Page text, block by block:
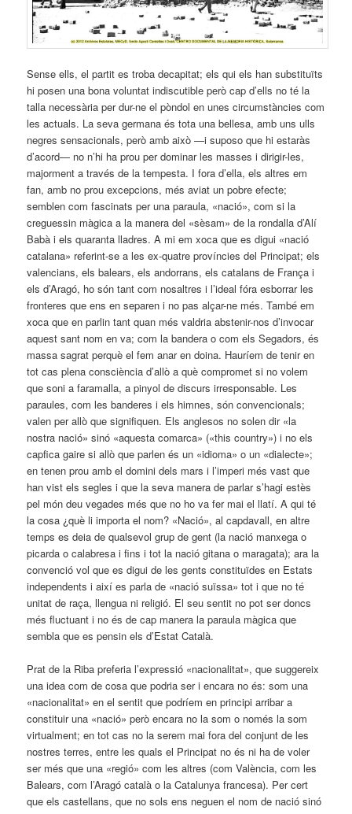
Sense ells, el partit es troba decapitat; els qui els han substituïts
hi posen una bona voluntat indiscutible però cap d’ells no té la
talla necessària per dur-ne el pòndol en unes circumstàncies com
les actuals. La seva germana és tota una bellesa, amb uns ulls
negres sensacionals, però amb això —i suposo que hi estaràs
d’acord— no n’hi ha prou per dominar les masses i dirigir-les,
majorment a través de la tempesta. I fora d’ella, els altres em
fan, amb no prou excepcions, més aviat un pobre efecte;
semblen com fascinats per una paraula, «nació», com si la
creguessin màgica a la manera del «sèsam» de la rondalla d’Alí
Babà i els quaranta lladres. A mi em xoca que es digui «nació
catalana» referint-se a les ex-quatre províncies del Principat; els
valencians, els balears, els andorrans, els catalans de França i
els d’Aragó, ho són tant com nos­altres i l’ideal fóra esborrar les
fronteres que ens en se­paren i no pas alçar-ne més. També em
xoca que en parlin tant quan més valdria abstenir-nos d’invocar
aquest sant nom en va; com la bandera o com els Segadors, és
massa sagrat perquè el fem anar en doina. Hauríem de tenir en
tot cas plena consciència d’allò a què compromet si no volem
que soni a faramalla, a pinyol de discurs irresponsable. Les
paraules, com les banderes i els himnes, són convencionals;
valen per allò que signifiquen. Els anglesos no solen dir «la
nostra nació» sinó «aquesta comarca» («this country») i no els
capfica gaire si allò que parlen és un «idioma» o un «dialecte»;
en tenen prou amb el domini dels mars i l’imperi més vast que
han vist els segles i que la seva manera de parlar s’hagi estès
pel món deu vegades més que no ho va fer mai el llatí. A qui té
la cosa ¿què li importa el nom? «Nació», al capdavall, en altre
temps es deia de qualsevol grup de gent (la nació manxega o
picarda o calabresa i fins i tot la nació gitana o maragata); ara la
convenció vol que es digui de les gents constituïdes en Estats
independents i així es parla de «nació suïssa» tot i que no té
unitat de raça, llengua ni religió. El seu sentit no pot ser doncs
més fluctuant i no és de cap manera la paraula màgica que
sembla que es pensin els d’Estat Català.
Prat de la Riba preferia l’expressió «nacionalitat», que suggereix
una idea com de cosa que podria ser i encara no és: som una
«nacionalitat» en el sentit que podríem en principi arribar a
constituir una «nació» però encara no la som o només la som
virtualment; en tot cas no la serem mai fora del conjunt de les
nostres terres, entre les quals el Principat no és ni ha de voler
ser més que una «regió» com les altres (com València, com les
Balears, com l’Aragó català o la Catalunya francesa). Per cert
que els castellans, que no sols ens neguen el nom de nació sinó